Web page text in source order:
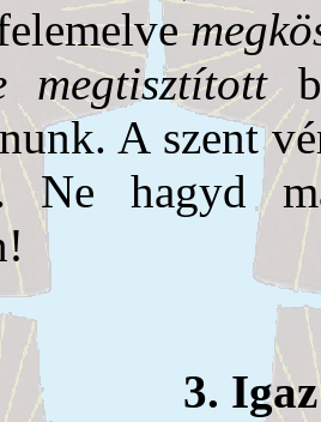
megtisztított
A szent
Ne hagyd
3.